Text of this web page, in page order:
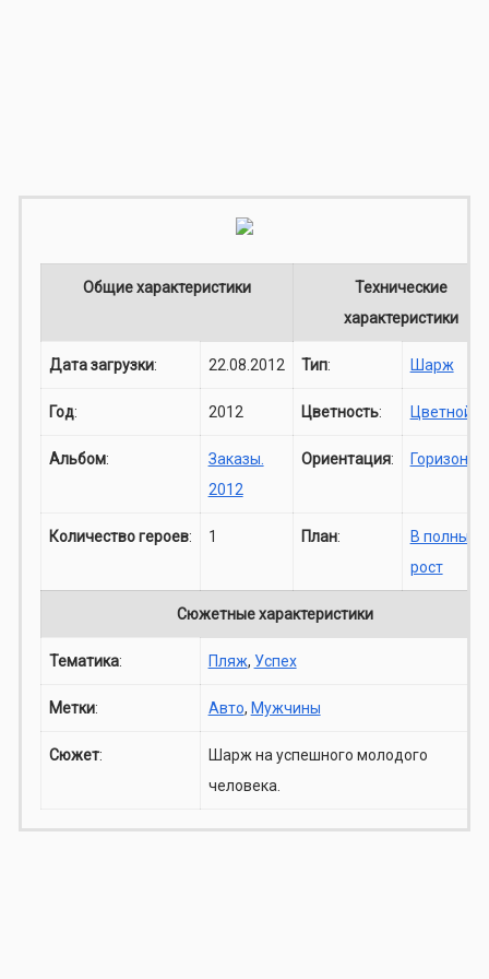
Общие характеристики
Технические
характеристики
Дата загрузки: 22.08.2012 Тип: Шарж
Год: 2012 Цветность: Цветной
Альбом:
Заказы.
2012
Ориентация:
Количество героев: 1 План:
В полный
рост
Сюжетные характеристики
Тематика: Пляж, Успех
Метки: Авто, Мужчины
Сюжет:
Шарж на успешного молодого
человека.